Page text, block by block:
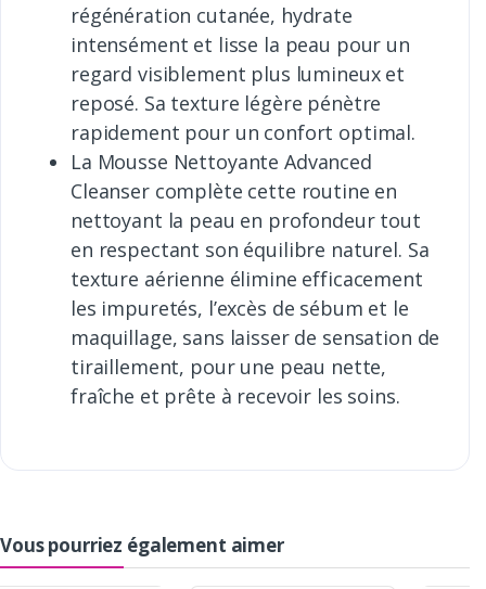
régénération cutanée, hydrate
intensément et lisse la peau pour un
regard visiblement plus lumineux et
reposé. Sa texture légère pénètre
rapidement pour un confort optimal.
La Mousse Nettoyante Advanced
Cleanser complète cette routine en
nettoyant la peau en profondeur tout
en respectant son équilibre naturel. Sa
texture aérienne élimine efficacement
les impuretés, l’excès de sébum et le
maquillage, sans laisser de sensation de
tiraillement, pour une peau nette,
fraîche et prête à recevoir les soins.
Vous pourriez également aimer